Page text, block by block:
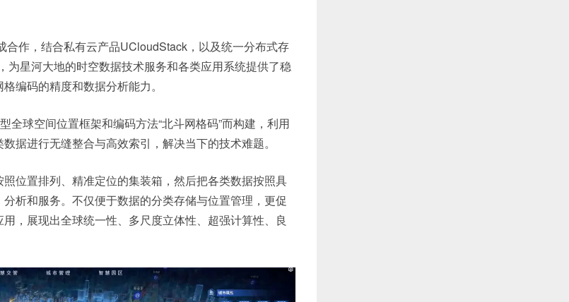
合作，结合私有云产品UCloudStack，以及统一分布式存
星河大地的时空数据技术服务和各类应用系统提供了稳
编码的精度和数据分析能力。
全球空间位置框架和编码方法“北斗网格码”而构建，利用
据进行无缝整合与高效索引，解决当下的技术难题。
位置排列、精准定位的集装箱，然后把各类数据按照具
析和服务。不仅便于数据的分类存储与位置管理，更促
，展现出全球统一性、多尺度立体性、超强计算性、良